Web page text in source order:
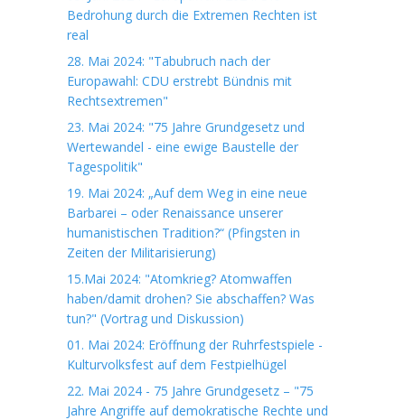
Bedrohung durch die Extremen Rechten ist
real
28. Mai 2024: "Tabubruch nach der
Europawahl: CDU erstrebt Bündnis mit
Rechtsextremen"
23. Mai 2024: "75 Jahre Grundgesetz und
Wertewandel - eine ewige Baustelle der
Tagespolitik"
19. Mai 2024: „Auf dem Weg in eine neue
Barbarei – oder Renaissance unserer
humanistischen Tradition?“ (Pfingsten in
Zeiten der Militarisierung)
15.Mai 2024: "Atomkrieg? Atomwaffen
haben/damit drohen? Sie abschaffen? Was
tun?" (Vortrag und Diskussion)
01. Mai 2024: Eröffnung der Ruhrfestspiele -
Kulturvolksfest auf dem Festpielhügel
22. Mai 2024 - 75 Jahre Grundgesetz – "75
Jahre Angriffe auf demokratische Rechte und